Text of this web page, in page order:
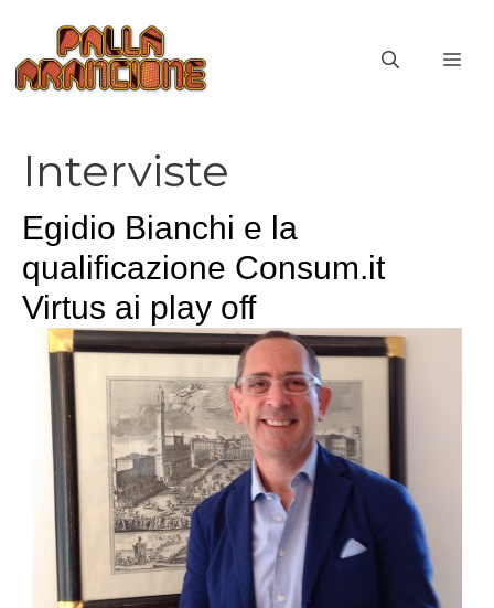
contenuto
Interviste
Egidio Bianchi e la
qualificazione Consum.it
Virtus ai play off